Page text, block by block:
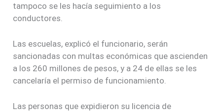
tampoco se les hacía seguimiento a los
conductores.
Las escuelas, explicó el funcionario, serán
sancionadas con multas económicas que ascienden
a los 260 millones de pesos, y a 24 de ellas se les
cancelaría el permiso de funcionamiento.
Las personas que expidieron su licencia de